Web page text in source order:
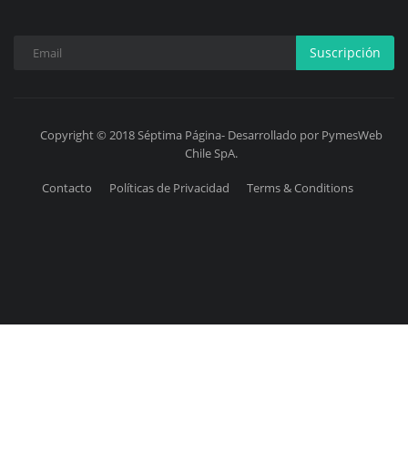
Suscripción
Copyright © 2018 Séptima Página- Desarrollado por PymesWeb
Chile SpA.
Contacto Políticas de Privacidad Terms & Conditions